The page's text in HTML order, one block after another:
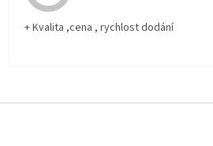
+ Kvalita ,cena , rychlost dodání